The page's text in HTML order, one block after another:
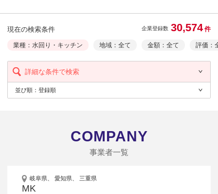
現在の検索条件 企業登録数 30,574 件
業種：水回り・キッチン 地域：全て 金額：全て 評価：
詳細な条件で検索
並び順： 登録順
COMPANY
事業者一覧
岐阜県、 愛知県、 三重県
MK